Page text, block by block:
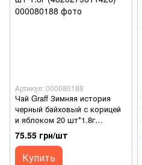
Артикул: 000080188
Чай Graff Зимняя история
черный байховый с корицей
и яблоком 20 шт*1.8г
(4820279611426)
75.55 грн/шт
Купить